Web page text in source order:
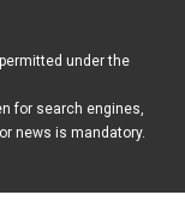
under the
for search engines,
news is mandatory.